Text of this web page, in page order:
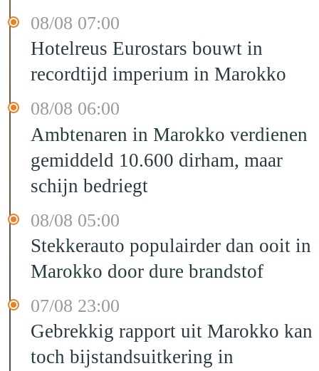
08/08 07:00
Hotelreus Eurostars bouwt in
recordtijd imperium in Marokko
08/08 06:00
Ambtenaren in Marokko verdienen
gemiddeld 10.600 dirham, maar
schijn bedriegt
08/08 05:00
Stekkerauto populairder dan ooit in
Marokko door dure brandstof
07/08 23:00
Gebrekkig rapport uit Marokko kan
toch bijstandsuitkering in